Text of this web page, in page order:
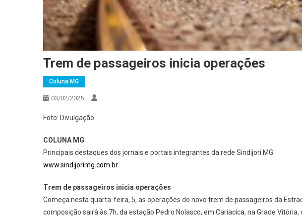
Trem de passageiros inicia operações
Coluna MG
03/02/2025
Foto: Divulgação
COLUNA MG
Principais destaques dos jornais e portais integrantes da rede Sindijori MG
www.sindijorimg.com.br
Trem de passageiros inicia operações
Começa nesta quarta-feira, 5, as operações do novo trem de passageiros da
composição sairá às 7h, da estação Pedro Nolasco, em Cariacica, na Grade